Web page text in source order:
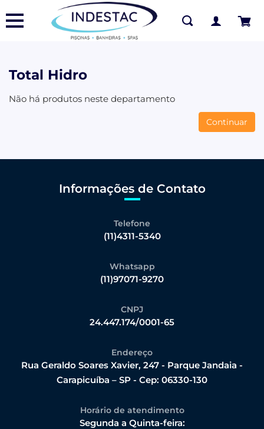
Total Hidro
Não há produtos neste departamento
Continuar
Informações de Contato
Telefone
(11)4311-5340
Whatsapp
(11)97071-9270
CNPJ
24.447.174/0001-65
Endereço
Rua Geraldo Soares Xavier, 247 - Parque Jandaia -
Carapicuíba – SP - Cep: 06330-130
Horário de atendimento
Segunda a Quinta-feira: